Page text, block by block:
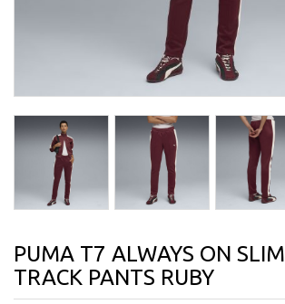
PUMA T7 ALWAYS ON SLIM
TRACK PANTS RUBY